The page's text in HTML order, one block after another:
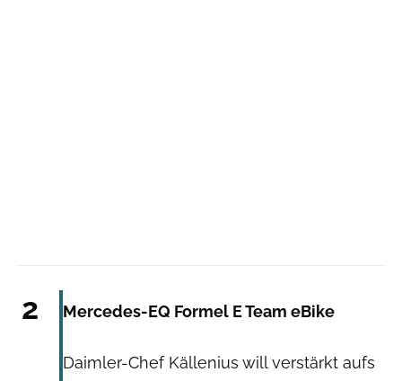
2 Mercedes-EQ Formel E Team eBike
Daimler-Chef Källenius will verstärkt aufs